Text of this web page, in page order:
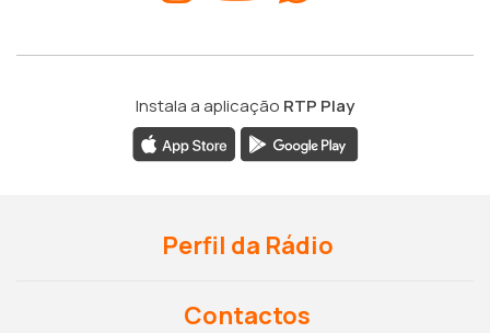
Instala a aplicação RTP Play
Perfil da Rádio
Contactos